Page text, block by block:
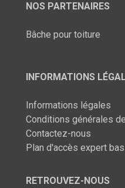
NOS PARTENAIRES
Bâche pour toiture
INFORMATIONS
Informations légales
Conditions générales
Contactez-nous
Plan d'accès expert
RETROUVEZ-NOUS